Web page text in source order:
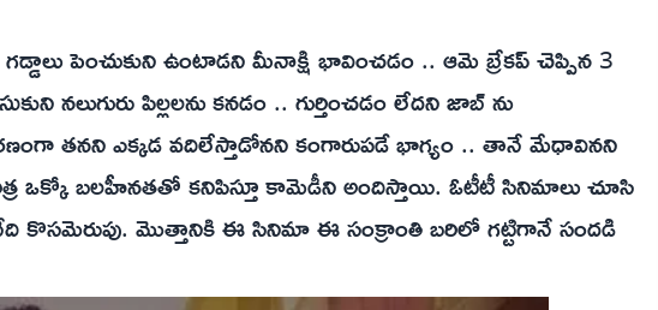
పెంచుకుని ఉంటాడని మీనాక్షి భావించడం .. ఆమె బ్రేకప్ చెప్పిన 3
నలుగురు పిల్లలను కనడం .. గుర్తించడం లేదని జాబ్ ను
తనని ఎక్కడ వదిలేస్తాడోనని కంగారుపడే భాగ్యం .. తానే మేధావినని
ఒక్కో బలహీనతతో కనిపిస్తూ కామెడీని అందిస్తాయి. ఓటీటీ సినిమాలు చూసి
కొసమెరుపు. మొత్తానికి ఈ సినిమా ఈ సంక్రాంతి బరిలో గట్టిగానే సందడి